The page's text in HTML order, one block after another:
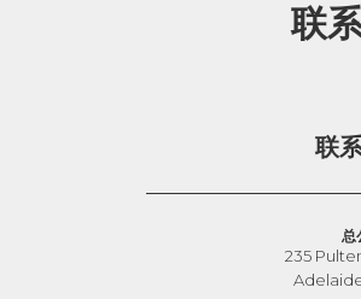
联
联
总
235